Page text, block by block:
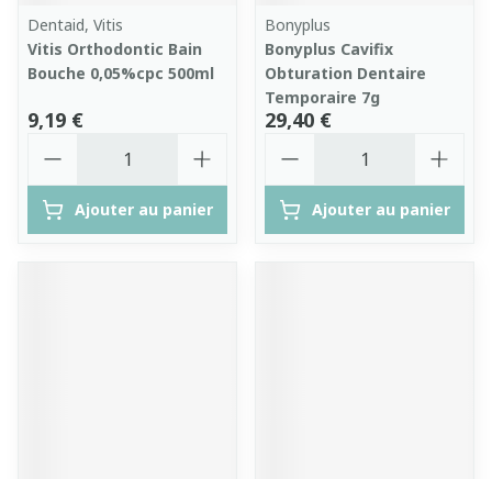
Dentaid, Vitis
Vitis Orthodontic Bain
Bouche 0,05%cpc 500ml
9,19 €
Ajouter au panier
Bonyplus
Bonyplus Cavifix
Obturation Dentaire
Temporaire 7g
29,40 €
Ajouter au panier